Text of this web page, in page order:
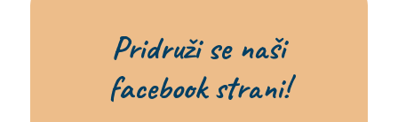
Pridruži se naši
facebook strani!